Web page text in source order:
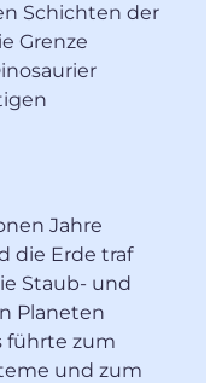
Schichten der
Grenze
Jahre
die Erde traf
Staub- und
Planeten
führte zum
und zum